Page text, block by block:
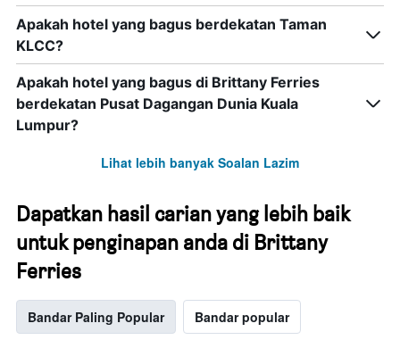
Apakah hotel yang bagus berdekatan Taman
KLCC?
Apakah hotel yang bagus di Brittany Ferries
berdekatan Pusat Dagangan Dunia Kuala
Lumpur?
Lihat lebih banyak Soalan Lazim
Dapatkan hasil carian yang lebih baik
untuk penginapan anda di Brittany
Ferries
Bandar Paling Popular Bandar popular